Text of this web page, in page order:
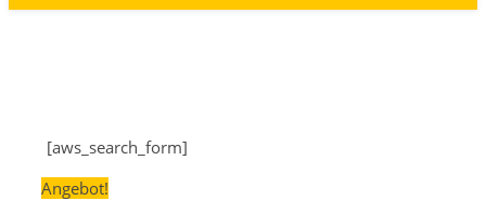
[aws_search_form]
Angebot!